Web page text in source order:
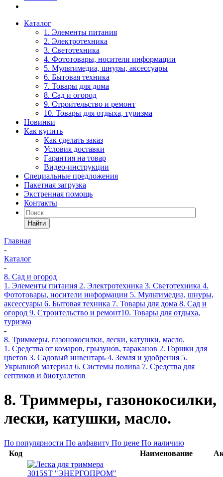
Каталог
1. Элементы питания
2. Электротехника
3. Светотехника
4. Фототовары, носители информации
5. Мультимедиа, шнуры, аксессуары
6. Бытовая техника
7. Товары для дома
8. Сад и огород
9. Строительство и ремонт
10. Товары для отдыха, туризма
Новинки
Как купить
Как сделать заказ
Условия доставки
Гарантия на товар
Видео-инструкции
Специальные предложения
Пакетная загрузка
Экстренная помощь
Контакты
Найти
Главная
-
Каталог
-
8. Сад и огород
1. Элементы питания 2. Электротехника 3. Светотехника 4.
Фототовары, носители информации 5. Мультимедиа, шнуры,
аксессуары 6. Бытовая техника 7. Товары для дома 8. Сад и
огород 9. Строительство и ремонт10. Товары для отдыха,
туризма
-
8. Триммеры, газонокосилки, лески, катушки, масло.
1. Средства от комаров, грызунов, тараканов 2. Горшки для
цветов 3. Садовый инвентарь 4. Земля и удобрения 5.
Укрывной материал 6. Системы полива 7. Средства для
септиков и биотуалетов
8. Триммеры, газонокосилки,
лески, катушки, масло.
По популярности По алфавиту По цене По наличию
Код
Наименование